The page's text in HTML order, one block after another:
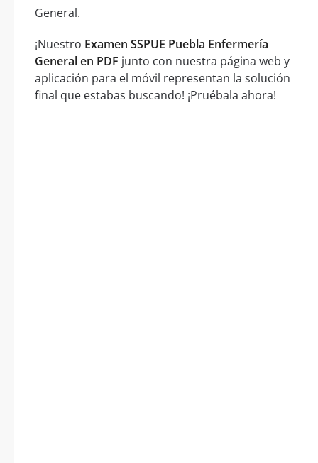
General.
¡Nuestro Examen SSPUE Puebla Enfermería
General en PDF junto con nuestra página web y
aplicación para el móvil representan la solución
final que estabas buscando! ¡Pruébala ahora!